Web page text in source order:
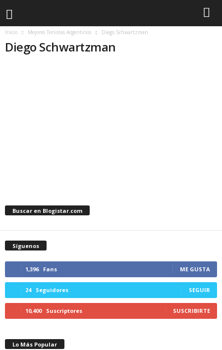
Inicio Mejores Tenistas Argentinos Diego Schwartzman
Diego Schwartzman
Buscar en Blogistar.com
Síguenos
1,396 Fans ME GUSTA
24 Seguidores SEGUIR
10,400 Suscriptores SUSCRIBIRTE
Lo Más Popular